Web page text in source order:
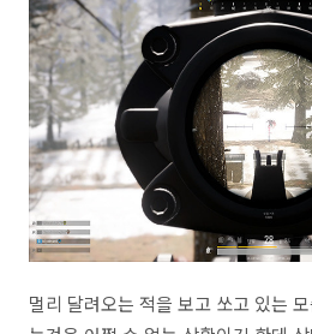
멀리 달려오는 적을 보고 쏘고 있는